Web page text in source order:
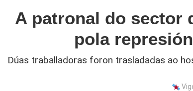
A patronal do sector
pola
Dúas traballadoras foron trasladadas ao